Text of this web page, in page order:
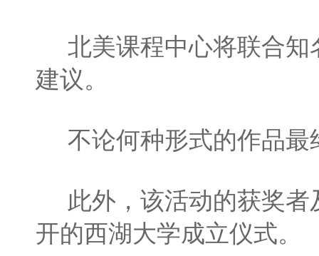
北美课程中心将联合知
建议。
不论何种形式的作品最
此外，该活动的获奖者
开的西湖大学成立仪式。